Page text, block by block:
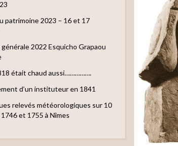
patrimoine 2023 – 16 et 17
2022 Esquicho Grapaou
était chaud aussi…………….
d’un instituteur en 1841
relevés météorologiques sur 10
et 1755 à Nîmes